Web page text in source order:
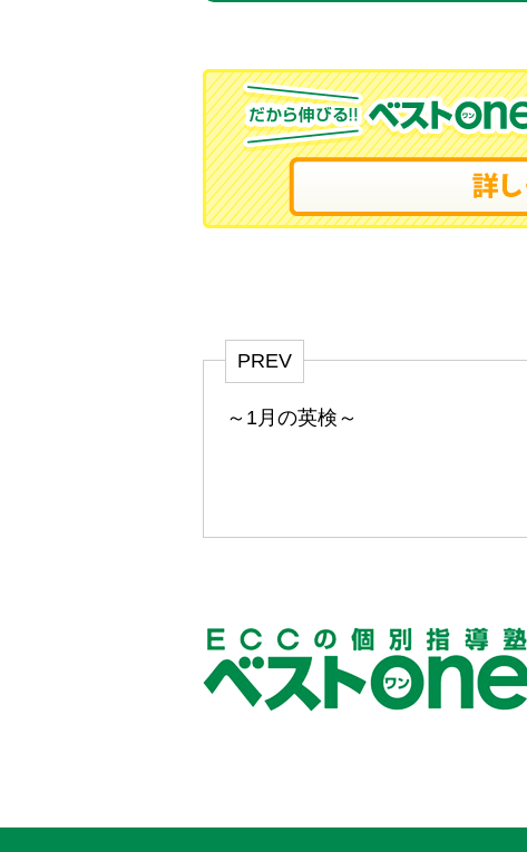
PREV
～1月の英検～